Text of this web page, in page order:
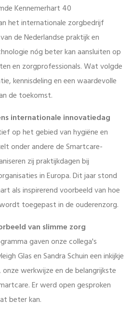
Kennemerhart 40
het internationale zorgbedrijf
de Nederlandse praktijk en
nóg beter kan aansluiten op
en zorgprofessionals. Wat volgde
kennisdeling en een waardevolle
de toekomst.
internationale innovatiedag
op het gebied van hygiëne en
onder andere de Smartcare-
zij praktijkdagen bij
in Europa. Dit jaar stond
als inspirerend voorbeeld van hoe
toegepast in de ouderenzorg.
van slimme zorg
gaven onze collega's
Glas en Sandra Schuin een inkijkje
werkwijze en de belangrijkste
Er werd open gesproken
beter kan.